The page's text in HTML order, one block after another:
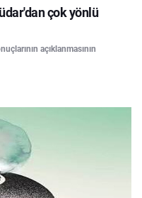
çok yönlü
açıklanmasının